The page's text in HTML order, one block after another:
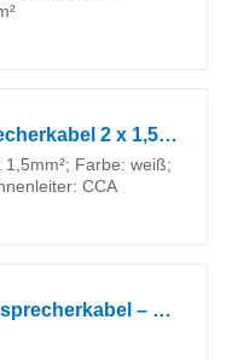
MANAX® Lautsprecherkabel 2 x 1,5mm² weiss 50m Ring
Farbe: weiß;
CCA
KabelDirekt – Lautsprecherkabel – Made in Germany – aus reinem Kupfer – 10m (2x1,5 mm² HiFi Audio Boxenkabel für Lautsprecher & Surround Systeme, reines Kupfer, mit Polaritätskennzeichnung)